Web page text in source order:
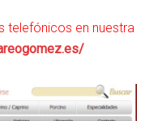
telefónicos en nuestra